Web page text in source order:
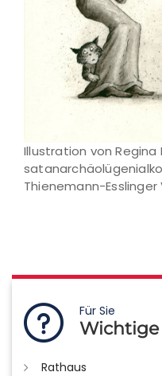
Illustration von Regina
Thienemann-
Für Sie
Rathaus